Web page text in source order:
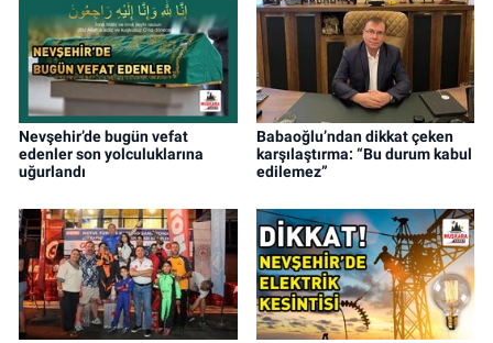
Nevşehir’de bugün vefat
edenler son yolculuklarına
uğurlandı
Babaoğlu’ndan dikkat çeken
karşılaştırma: “Bu durum kabul
edilemez”